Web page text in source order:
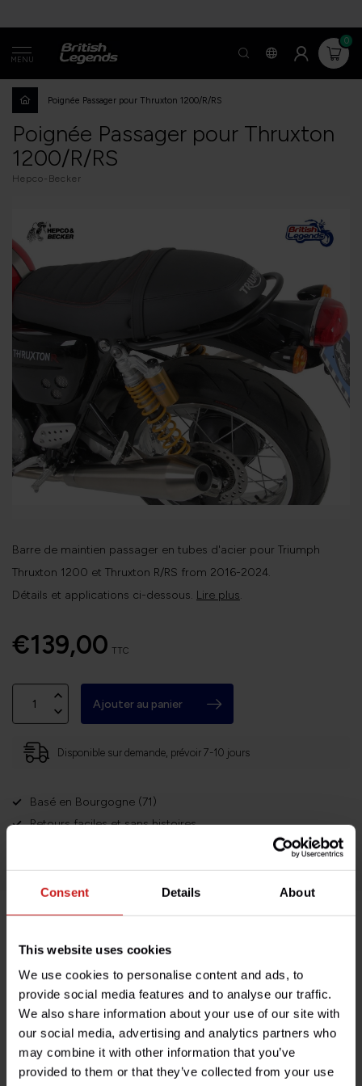
Consent Details About
This website uses cookies
We use cookies to personalise content and ads, to
provide social media features and to analyse our traffic.
We also share information about your use of our site with
our social media, advertising and analytics partners who
may combine it with other information that you’ve
provided to them or that they’ve collected from your use
MENU
0
Poignée Passager pour Thruxton 1200/R/RS
Poignée Passager pour Thruxton
1200/R/RS
Hepco-Becker
Barre de maintien passager en tubes d'acier pour Triumph
Thruxton 1200 et Thruxton R/RS from 2016-2024.
Détails et applications ci-dessous. Lire plus.
€139,00 TTC
Ajouter au panier
Disponible sur demande, prévoir 7-10 jours
Basé en Bourgogne (71)
Retours faciles et sans histoires
Description du produit
Spécifications
Avez-vous des questions concernant ce produit ?
Besoin d'aide avec votre commande ? N'hésitez pas à